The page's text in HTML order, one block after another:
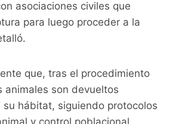
asociaciones civiles que
para luego proceder a la
que, tras el procedimiento
animales son devueltos
su hábitat, siguiendo protocolos
y control poblacional.